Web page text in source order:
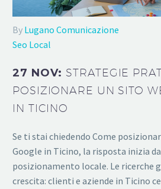
By Lugano Comunicazione
Seo Local
27 NOV: STRATEGIE
POSIZIONARE UN SITO
IN TICINO
Se ti stai chiedendo Come
Google in Ticino, la risposta inizia
posizionamento locale. Le ricerche
crescita: clienti e aziende in Ticino